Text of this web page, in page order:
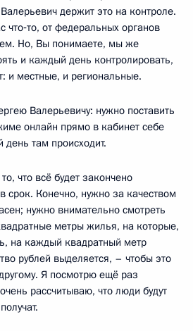
держит это на контроле.
что‑то, от федеральных органов
Но, Вы понимаете, мы же
и каждый день контролировать,
и местные, и региональные.
Валерьевичу: нужно поставить
онлайн прямо в кабинет себе
там происходит.
что всё будет закончено
срок. Конечно, нужно за качеством
нужно внимательно смотреть
метры жилья, на которые,
на каждый квадратный метр
рублей выделяется, – чтобы это
Я посмотрю ещё раз
рассчитываю, что люди будут